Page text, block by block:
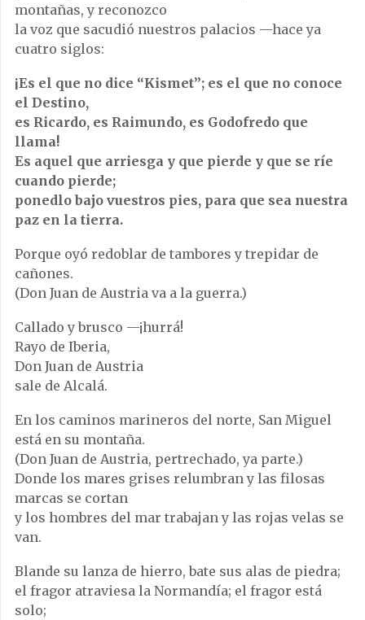
montañas, y reconozco
la voz que sacudió nuestros palacios —hace ya
cuatro siglos:
¡Es el que no dice “Kismet”; es el que no conoce
el Destino,
es Ricardo, es Raimundo, es Godofredo que
llama!
Es aquel que arriesga y que pierde y que se ríe
cuando pierde;
ponedlo bajo vuestros pies, para que sea nuestra
paz en la tierra.
Porque oyó redoblar de tambores y trepidar de
cañones.
(Don Juan de Austria va a la guerra.)
Callado y brusco —¡hurrá!
Rayo de Iberia,
Don Juan de Austria
sale de Alcalá.
En los caminos marineros del norte, San Miguel
está en su montaña.
(Don Juan de Austria, pertrechado, ya parte.)
Donde los mares grises relumbran y las filosas
marcas se cortan
y los hombres del mar trabajan y las rojas velas se
van.
Blande su lanza de hierro, bate sus alas de piedra;
el fragor atraviesa la Normandía; el fragor está
solo;